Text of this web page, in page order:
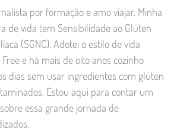
por formação e amo viajar. Minha
de vida tem Sensibilidade ao Glúten
(SGNC). Adotei o estilo de vida
e há mais de oito anos cozinho
dias sem usar ingredientes com glúten
Estou aqui para contar um
essa grande jornada de